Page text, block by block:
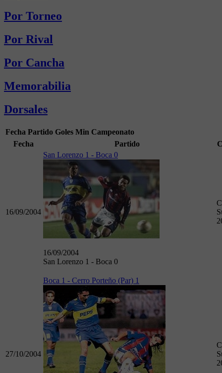
Por Torneo
Por Rival
Por Cancha
Memorabilia
Dorsales
Fecha Partido Goles Min Campeonato
Fecha
Partido
16/09/2004
San Lorenzo 1 - Boca 0
16/09/2004
San Lorenzo 1 - Boca 0
27/10/2004
Boca 1 - Cerro Porteño (Par) 1